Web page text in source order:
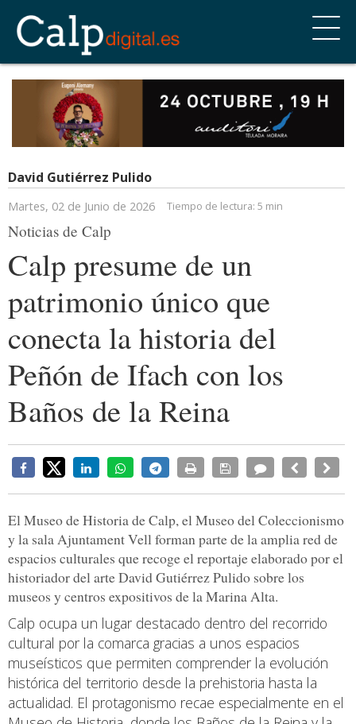
David Gutiérrez Pulido
Martes, 02 de Junio de 2026 Tiempo de lectura: 5 min
Noticias de Calp
Calp presume de un
patrimonio único que
conecta la historia del
Peñón de Ifach con los
Baños de la Reina
El Museo de Historia de Calp, el Museo del Coleccionismo
y la sala Ajuntament Vell forman parte de la amplia red de
espacios culturales que recoge el reportaje elaborado por el
historiador del arte David Gutiérrez Pulido sobre los
museos y centros expositivos de la Marina Alta.
Calp ocupa un lugar destacado dentro del recorrido
cultural por la comarca gracias a unos espacios
museísticos que permiten comprender la evolución
histórica del territorio desde la prehistoria hasta la
actualidad. El protagonismo recae especialmente en el